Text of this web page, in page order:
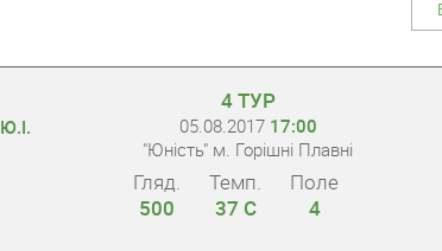
4 ТУР
05.08.2017 17:00
"Юність" м. Горішні Плавні
Гляд.
500
Темп.
37 С
Поле
4